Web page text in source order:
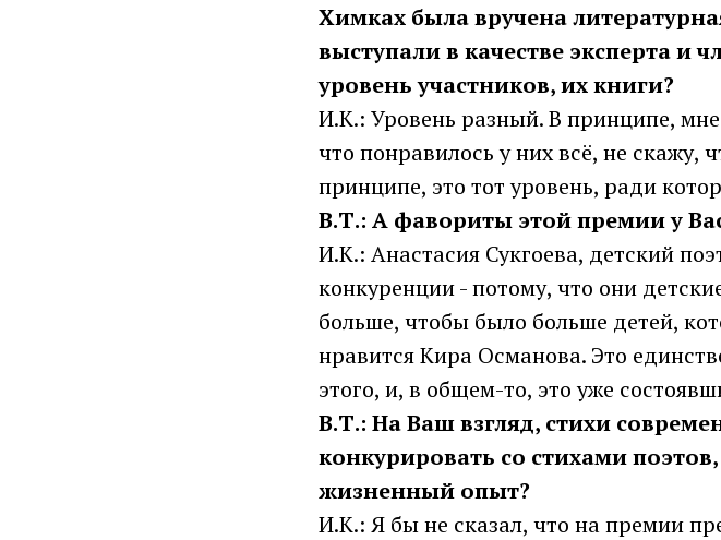
Химках была вручена
выступали в качестве эксперта и
уровень участников, их книги?
И.К.: Уровень разный. В принципе,
что понравилось у них всё, не скажу,
принципе, это тот уровень, ради
В.Т.: А фавориты этой премии у
И.К.: Анастасия Сукгоева, детский
конкуренции - потому, что они
больше, чтобы было больше детей,
нравится Кира Османова. Это
этого, и, в общем-то, это уже
В.Т.: На Ваш взгляд, стихи
конкурировать со стихами
жизненный опыт?
И.К.: Я бы не сказал, что на премии